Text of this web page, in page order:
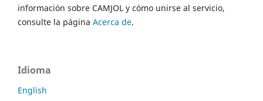
información sobre CAMJOL y cómo unirse al servicio,
consulte la página Acerca de.
Idioma
English